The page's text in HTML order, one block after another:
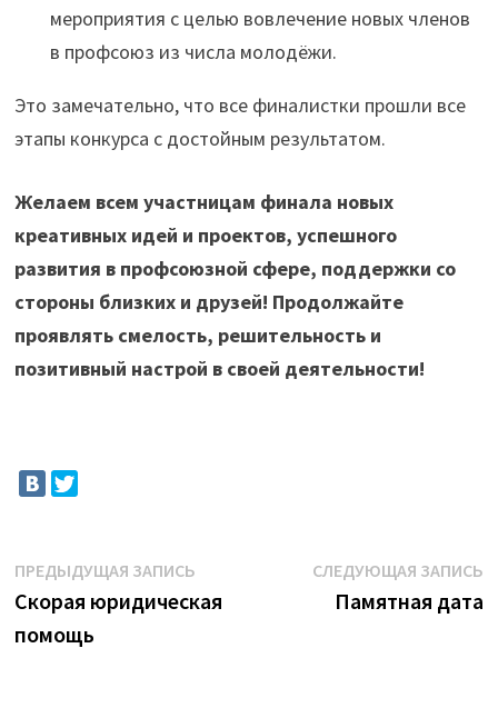
мероприятия с целью вовлечение новых членов
в профсоюз из числа молодёжи.
Это замечательно, что все финалистки прошли все
этапы конкурса с достойным результатом.
Желаем всем участницам финала новых
креативных идей и проектов, успешного
развития в профсоюзной сфере, поддержки со
стороны близких и друзей! Продолжайте
проявлять смелость, решительность и
позитивный настрой в своей деятельности!
Навигация
по
записям
ПРЕДЫДУЩАЯ ЗАПИСЬ
запись:
Скорая юридическая
помощь
СЛЕДУЮЩАЯ ЗАПИСЬ
Памятная дата